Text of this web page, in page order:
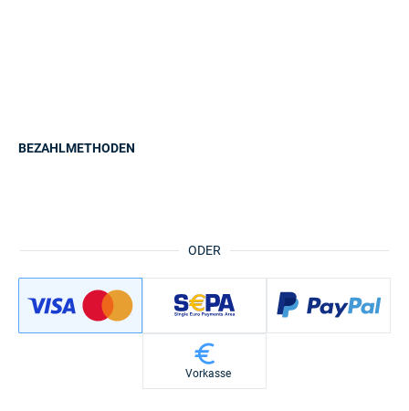
ODER
BEZAHLMETHODEN
Vorkasse